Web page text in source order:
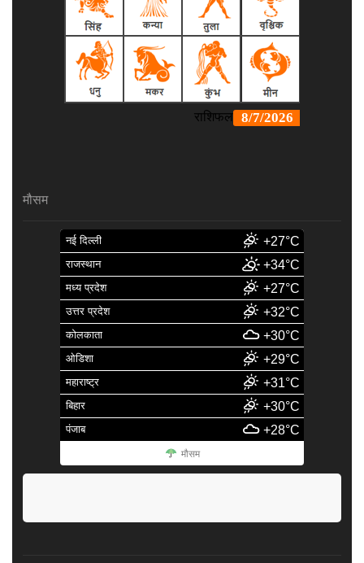
मौसम
नई दिल्ली +27°C
राजस्थान +34°C
मध्य प्रदेश +27°C
उत्तर प्रदेश +32°C
कोलकाता +30°C
ओडिशा +29°C
महाराष्ट्र +31°C
बिहार +30°C
पंजाब +28°C
मौसम